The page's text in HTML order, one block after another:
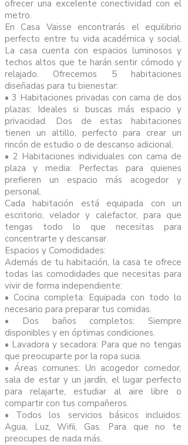
ofrecer una excelente conectividad con el
metro.
En Casa Vaisse encontrarás el equilibrio
perfecto entre tu vida académica y social.
La casa cuenta con espacios luminosos y
techos altos que te harán sentir cómodo y
relajado. Ofrecemos 5 habitaciones
diseñadas para tu bienestar:
•⁠ ⁠3 Habitaciones privadas con cama de dos
plazas: Ideales si buscas más espacio y
privacidad. Dos de estas habitaciones
tienen un altillo, perfecto para crear un
rincón de estudio o de descanso adicional.
•⁠ ⁠2 Habitaciones individuales con cama de
plaza y media: Perfectas para quienes
prefieren un espacio más acogedor y
personal.
Cada habitación está equipada con un
escritorio, velador y calefactor, para que
tengas todo lo que necesitas para
concentrarte y descansar.
Espacios y Comodidades:
Además de tu habitación, la casa te ofrece
todas las comodidades que necesitas para
vivir de forma independiente:
•⁠ ⁠Cocina completa: Equipada con todo lo
necesario para preparar tus comidas.
•⁠ ⁠Dos baños completos: Siempre
disponibles y en óptimas condiciones.
•⁠ ⁠Lavadora y secadora: Para que no tengas
que preocuparte por la ropa sucia.
•⁠ ⁠Áreas comunes: Un acogedor comedor,
sala de estar y un jardín, el lugar perfecto
para relajarte, estudiar al aire libre o
compartir con tus compañeros.
•⁠ ⁠Todos los servicios básicos incluidos:
Agua, Luz, Wifii, Gas. Para que no te
preocupes de nada más.